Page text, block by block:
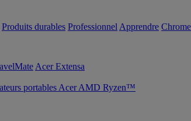
Produits durables Professionnel Apprendre
Acer Extensa
portables Acer AMD Ryzen™